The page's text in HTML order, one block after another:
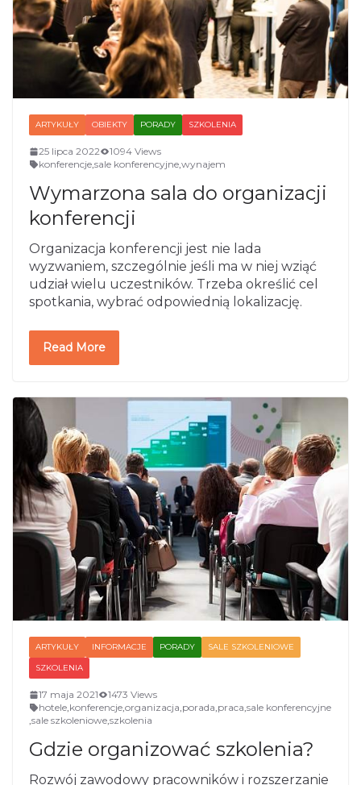
ARTYKUŁY OBIEKTY PORADY SZKOLENIA
25 lipca 2022
1094 Views
konferencje sale konferencyjne wynajem
Wymarzona sala do organizacji
konferencji
Organizacja konferencji jest nie lada
wyzwaniem, szczególnie jeśli ma w niej wziąć
udział wielu uczestników. Trzeba określić cel
spotkania, wybrać odpowiednią lokalizację.
Read More
ARTYKUŁY INFORMACJE PORADY
SALE SZKOLENIOWE
SZKOLENIA
17 maja 2021
1473 Views
hotele konferencje organizacja porada praca sale konferencyjne
sale szkoleniowe szkolenia
Gdzie organizować szkolenia?
Rozwój zawodowy pracowników i rozszerzanie